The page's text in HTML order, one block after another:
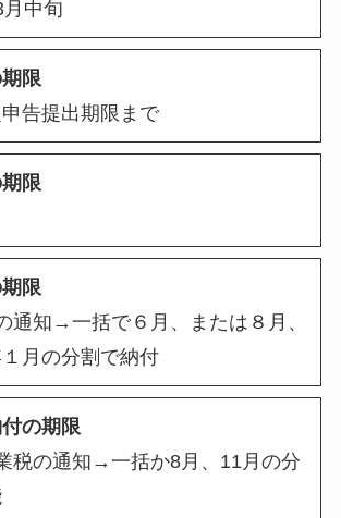
中旬
限
告提出期限まで
限
限
通知→一括で６月、または８月、
月の分割で納付
の期限
税の通知→一括か8月、11月の分